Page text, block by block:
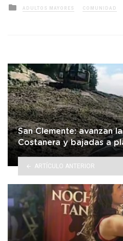
Posted
in
ADULTOS MAYORES COMUNIDAD
San Clemente: avanzan
Costanera y bajadas a
ARTÍCULO ANTERIOR